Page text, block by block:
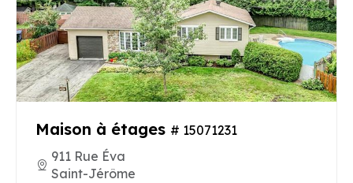
Maison à étages # 15071231
911 Rue Éva
Saint-Jérôme